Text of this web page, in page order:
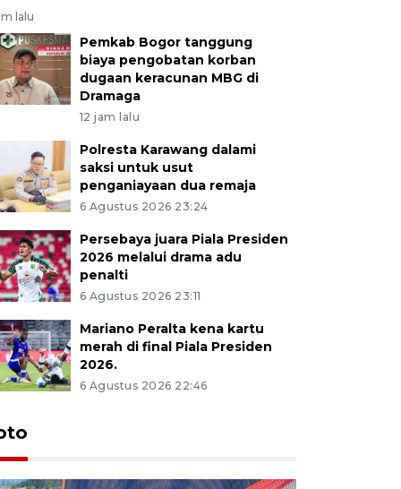
lalu
Pemkab Bogor tanggung
biaya pengobatan korban
dugaan keracunan MBG di
Dramaga
12 jam lalu
Polresta Karawang dalami
saksi untuk usut
penganiayaan dua remaja
6 Agustus 2026 23:24
Persebaya juara Piala Presiden
2026 melalui drama adu
penalti
6 Agustus 2026 23:11
Mariano Peralta kena kartu
merah di final Piala Presiden
2026.
6 Agustus 2026 22:46